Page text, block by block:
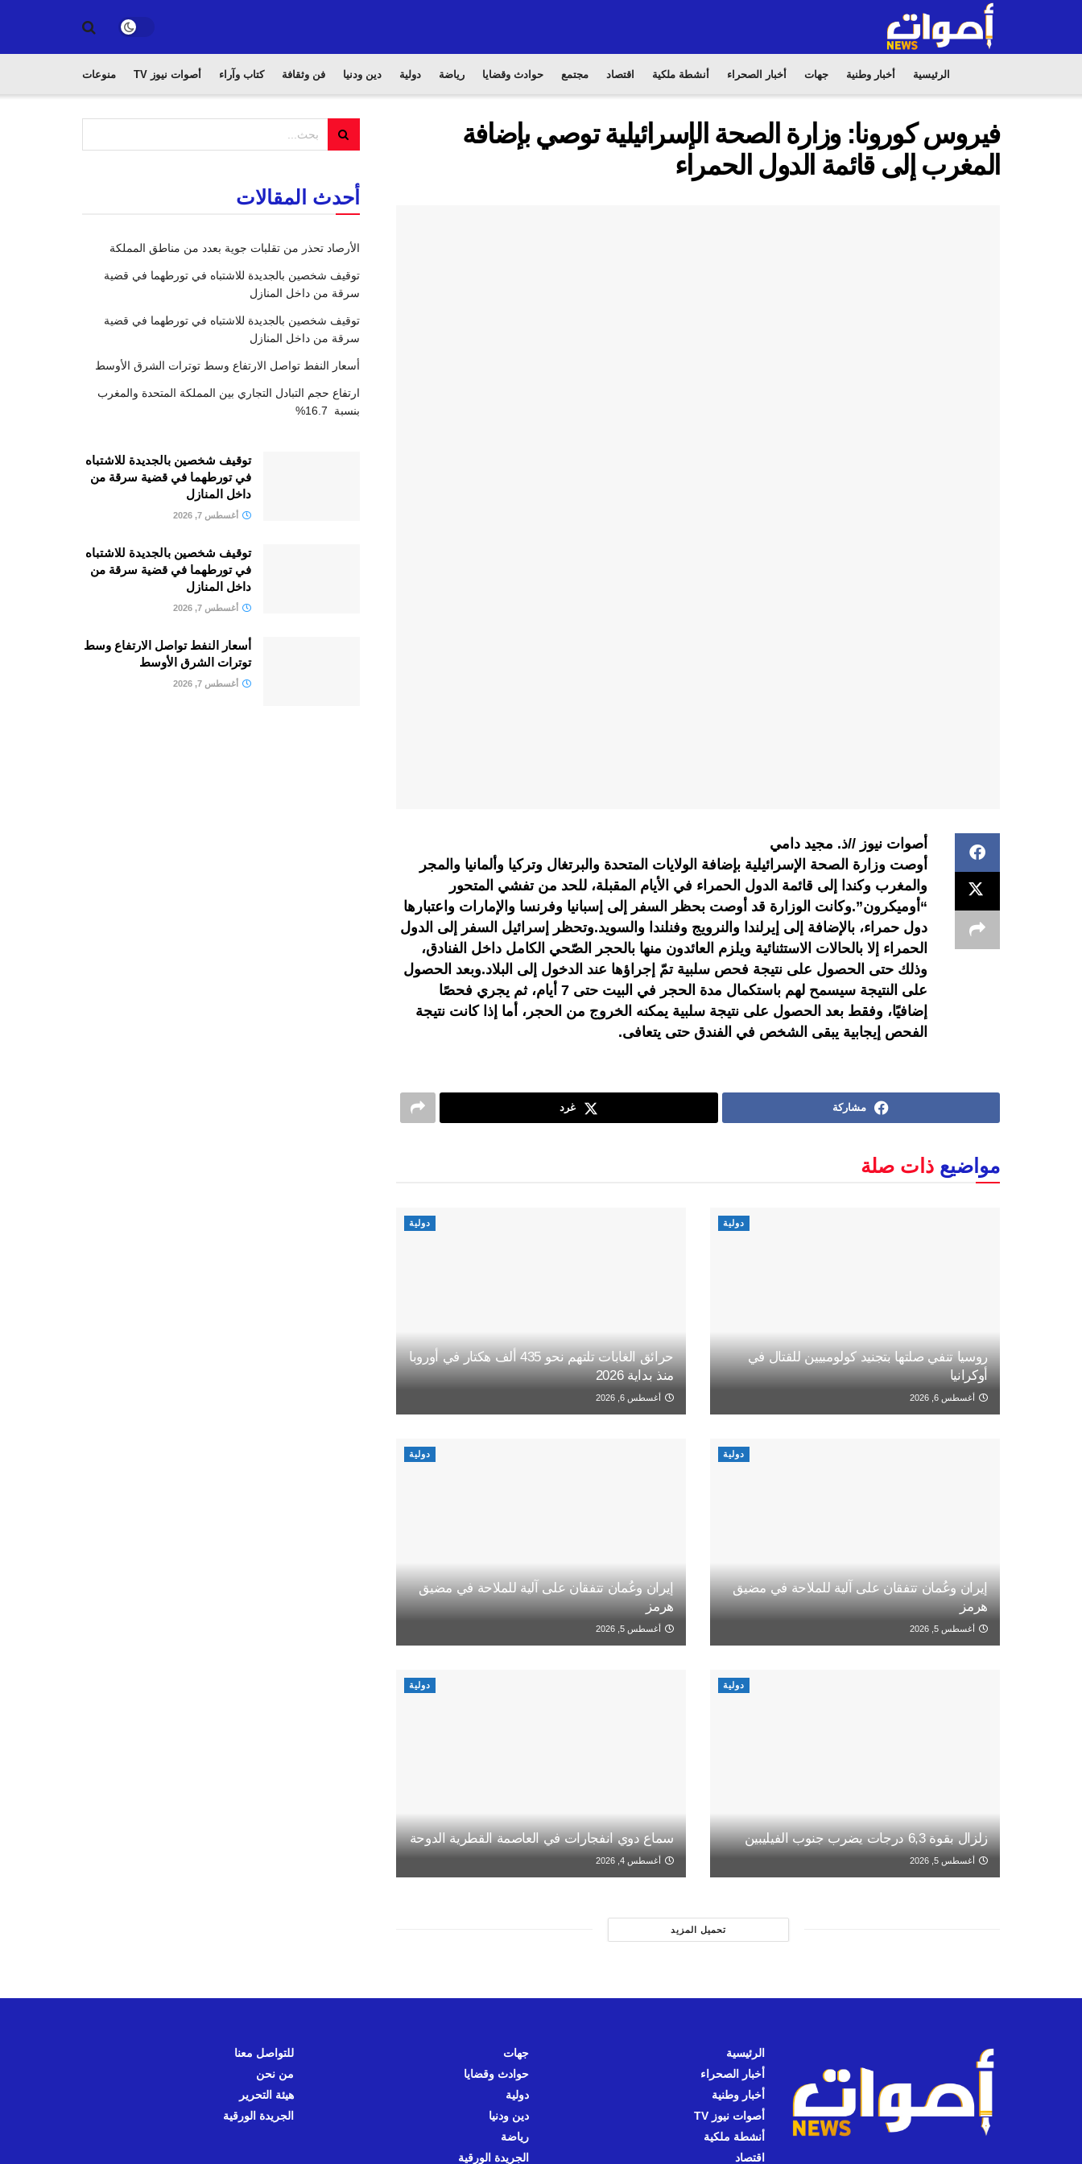
الرئيسية أخبار وطنية جهات أخبار الصحراء أنشطة ملكية اقتصاد مجتمع حوادث وقضايا رياضة دولية دين ودنيا فن وثقافة كتاب وآراء أصوات نيوز TV منوعات
فيروس كورونا: وزارة الصحة الإسرائيلية توصي بإضافة
المغرب إلى قائمة الدول الحمراء
أصوات نيوز //ذ. مجيد دامي
أوصت وزارة الصحة الإسرائيلية بإضافة الولايات المتحدة والبرتغال وتركيا وألمانيا والمجر
والمغرب وكندا إلى قائمة الدول الحمراء في الأيام المقبلة، للحد من تفشي المتحور
“أوميكرون”.وكانت الوزارة قد أوصت بحظر السفر إلى إسبانيا وفرنسا والإمارات واعتبارها
دول حمراء، بالإضافة إلى إيرلندا والنرويج وفنلندا والسويد.وتحظر إسرائيل السفر إلى الدول
الحمراء إلا بالحالات الاستثنائية ويلزم العائدون منها بالحجر الصّحي الكامل داخل الفنادق،
وذلك حتى الحصول على نتيجة فحص سلبية تمّ إجراؤها عند الدخول إلى البلاد.وبعد الحصول
على النتيجة سيسمح لهم باستكمال مدة الحجر في البيت حتى 7 أيام، ثم يجري فحصًا
إضافيًا، وفقط بعد الحصول على نتيجة سلبية يمكنه الخروج من الحجر، أما إذا كانت نتيجة
الفحص إيجابية يبقى الشخص في الفندق حتى يتعافى.
مشاركة غرد
مواضيع ذات صلة
دولية
روسيا تنفي صلتها بتجنيد كولومبيين للقتال في
أوكرانيا
أغسطس 6, 2026
دولية
حرائق الغابات تلتهم نحو 435 ألف هكتار في أوروبا
منذ بداية 2026
أغسطس 6, 2026
دولية
إيران وعُمان تتفقان على آلية للملاحة في مضيق
هرمز
أغسطس 5, 2026
دولية
إيران وعُمان تتفقان على آلية للملاحة في مضيق
هرمز
أغسطس 5, 2026
دولية
زلزال بقوة 6,3 درجات يضرب جنوب الفيليبين
أغسطس 5, 2026
دولية
سماع دوي انفجارات في العاصمة القطرية الدوحة
أغسطس 4, 2026
تحميل المزيد
أحدث المقالات
الأرصاد تحذر من تقلبات جوية بعدد من مناطق المملكة
توقيف شخصين بالجديدة للاشتباه في تورطهما في قضية
سرقة من داخل المنازل
توقيف شخصين بالجديدة للاشتباه في تورطهما في قضية
سرقة من داخل المنازل
أسعار النفط تواصل الارتفاع وسط توترات الشرق الأوسط
ارتفاع حجم التبادل التجاري بين المملكة المتحدة والمغرب
بنسبة 16.7%
توقيف شخصين بالجديدة للاشتباه
في تورطهما في قضية سرقة من
داخل المنازل
أغسطس 7, 2026
توقيف شخصين بالجديدة للاشتباه
في تورطهما في قضية سرقة من
داخل المنازل
أغسطس 7, 2026
أسعار النفط تواصل الارتفاع وسط
توترات الشرق الأوسط
أغسطس 7, 2026
الرئيسية
أخبار الصحراء
أخبار وطنية
أصوات نيوز TV
أنشطة ملكية
اقتصاد
جهات
حوادث وقضايا
دولية
دين ودنيا
رياضة
الجريدة الورقية
للتواصل معنا
من نحن
هيئة التحرير
الجريدة الورقية